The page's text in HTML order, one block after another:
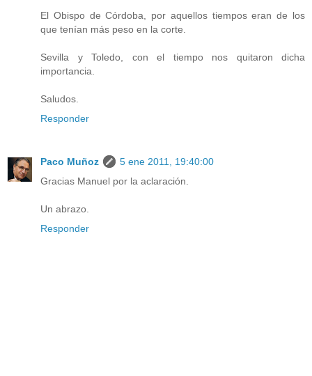
El Obispo de Córdoba, por aquellos tiempos eran de los
que tenían más peso en la corte.
Sevilla y Toledo, con el tiempo nos quitaron dicha
importancia.
Saludos.
Responder
Paco Muñoz
5 ene 2011, 19:40:00
Gracias Manuel por la aclaración.
Un abrazo.
Responder